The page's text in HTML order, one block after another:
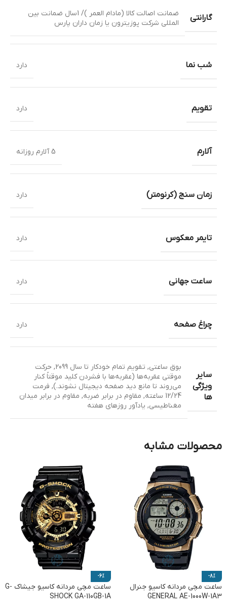
گارانتی
ضمانت اصالت کالا (مادام العمر )/ 1سال ضمانت بین
المللی شرکت پوزیترون یا زمان داران پارس
شب نما دارد
تقویم دارد
آلارم 5 آلارم روزانه
زمان سنج (کرنومتر) دارد
تایمر معکوس دارد
ساعت جهانی دارد
چراغ صفحه دارد
سایر
ویژگی
ها
بوق ساعتی, تقویم تمام خودکار تا سال 2099 , حرکت
موقتی عقربه‌ها (عقربه‌ها با فشردن کلید موقتاً کنار
می‌روند تا مانع دید صفحه دیجیتال نشوند.), فرمت
12/24 ساعته
, مقاوم در برابر ضربه, مقاوم در برابر میدان
مغناطیسی, یادآور روزهای هفته
محصولات مشابه
-8%
ساعت مچی مردانه کاسیو جنرال
GENERAL AE-1000W-1A3
-6%
ساعت مچی مردانه کاسیو جیشاک G-
SHOCK GA-110GB-1A